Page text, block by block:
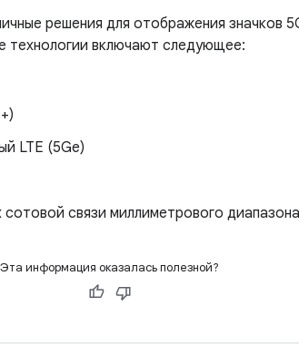
решения для отображения значков
технологии включают следующее:
LTE (5Ge)
связи миллиметрового
Эта информация оказалась полезной?